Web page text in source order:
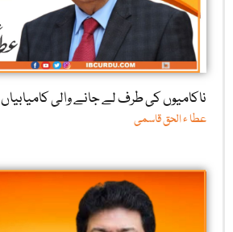
ناکامیوں کی طرف لے جانے والی کامیابیاں
عطا ء الحق قاسمی